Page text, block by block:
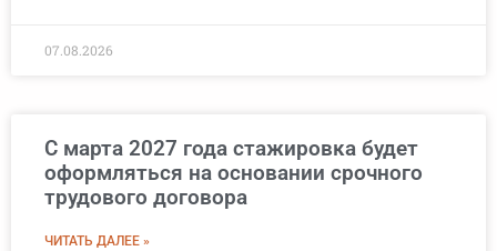
07.08.2026
С марта 2027 года стажировка будет
оформляться на основании срочного
трудового договора
ЧИТАТЬ ДАЛЕЕ »